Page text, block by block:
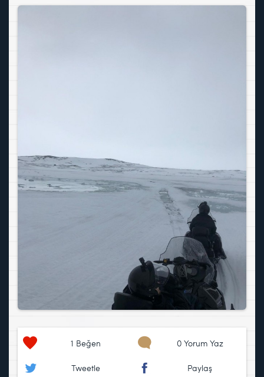
1 Beğen 0 Yorum Yaz
Tweetle Paylaş